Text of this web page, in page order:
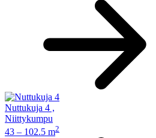
Nuttukuja 4 ,
Niittykumpu
43 – 102.5 m2